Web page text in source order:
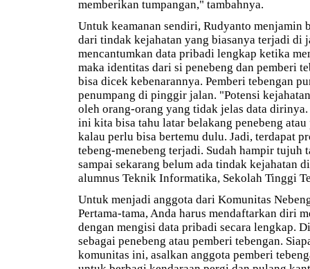
memberikan tumpangan," tambahnya.
Untuk keamanan sendiri, Rudyanto menjamin
dari tindak kejahatan yang biasanya terjadi di
mencantumkan data pribadi lengkap ketika
maka identitas dari si penebeng dan pemberi
bisa dicek kebenarannya. Pemberi tebengan
penumpang di pinggir jalan. "Potensi
oleh orang-orang yang tidak jelas data
ini kita bisa tahu latar belakang penebeng atau
kalau perlu bisa bertemu dulu. Jadi, terdapat
tebeng-menebeng terjadi. Sudah hampir
sampai sekarang belum ada tindak kejahatan
alumnus Teknik Informatika, Sekolah Tinggi
Untuk menjadi anggota dari Komunitas
Pertama-tama, Anda harus mendaftarkan diri
dengan mengisi data pribadi secara lengkap.
sebagai penebeng atau pemberi tebengan.
komunitas ini, asalkan anggota pemberi